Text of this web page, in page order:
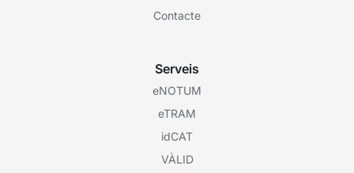
Contacte
Serveis
eNOTUM
eTRAM
idCAT
VÀLID